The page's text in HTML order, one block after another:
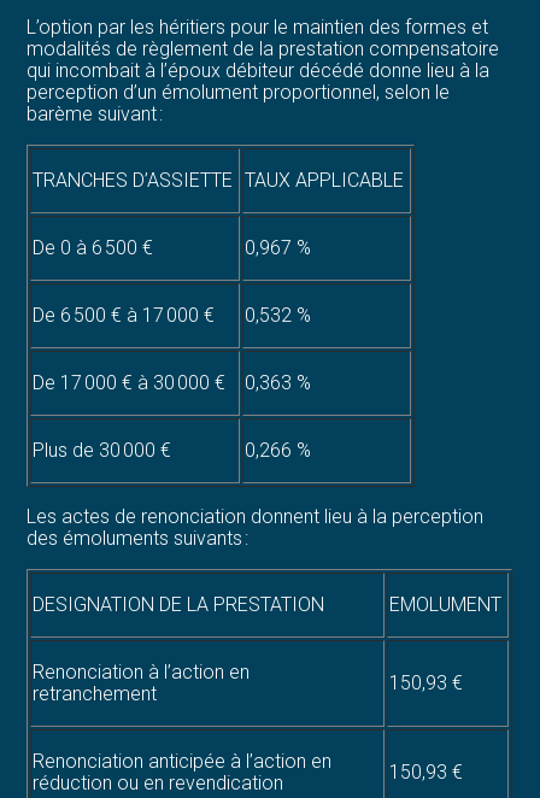
L’option par les héritiers pour le maintien des formes et
modalités de règlement de la prestation compensatoire
qui incombait à l’époux débiteur décédé donne lieu à la
perception d’un émolument proportionnel, selon le
barème suivant :
TRANCHES D’ASSIETTE TAUX APPLICABLE
De 0 à 6 500 € 0,967 %
De 6 500 € à 17 000 € 0,532 %
De 17 000 € à 30 000 € 0,363 %
Plus de 30 000 € 0,266 %
Les actes de renonciation donnent lieu à la perception
des émoluments suivants :
DESIGNATION DE LA PRESTATION EMOLUMENT
Renonciation à l’action en
retranchement
150,93 €
Renonciation anticipée à l’action en
réduction ou en revendication
150,93 €